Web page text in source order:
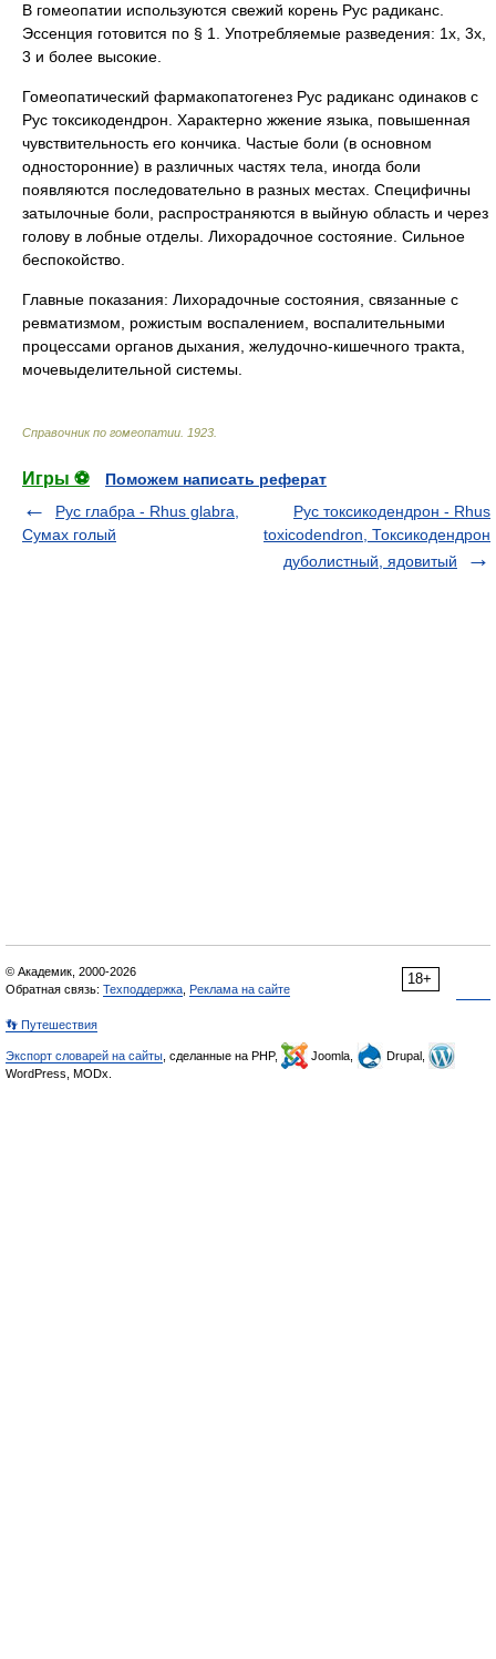
В гомеопатии используются свежий корень Рус радиканс.
Эссенция готовится по § 1. Употребляемые разведения: 1х, 3х,
3 и более высокие.
Гомеопатический фармакопатогенез Рус радиканс одинаков с
Рус токсикодендрон. Характерно жжение языка, повышенная
чувствительность его кончика. Частые боли (в основном
односторонние) в различных частях тела, иногда боли
появляются последовательно в разных местах. Специфичны
затылочные боли, распространяются в выйную область и через
голову в лобные отделы. Лихорадочное состояние. Сильное
беспокойство.
Главные показания: Лихорадочные состояния, связанные с
ревматизмом, рожистым воспалением, воспалительными
процессами органов дыхания, желудочно-кишечного тракта,
мочевыделительной системы.
Справочник по гомеопатии 1923
Игры ⚽
Поможем написать реферат
Рус глабра - Rhus glabra,
Сумах голый
Рус токсикодендрон - Rhus
toxicodendron, Токсикодендрон
дуболистный, ядовитый
18+
© Академик, 2000-2026
Обратная связь: Техподдержка Реклама на сайте
👣 Путешествия
Экспорт словарей на сайты , сделанные на PHP, Joomla,
Drupal,
WordPress, MODx.